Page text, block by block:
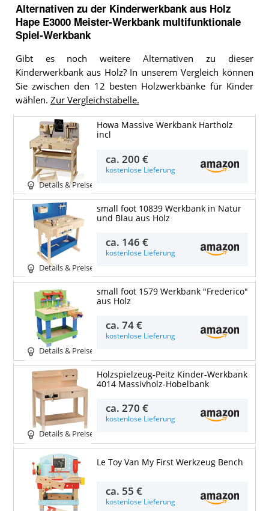
Alternativen zu der Kinderwerkbank aus Holz
Hape E3000 Meister-Werkbank multifunktionale
Spiel-Werkbank
Gibt es noch weitere Alternativen zu dieser
Kinderwerkbank aus Holz? In unserem Vergleich können
Sie zwischen den 12 besten Holzwerkbänke für Kinder
wählen. Zur Vergleichstabelle.
Details & Preise
Howa Massive Werkbank Hartholz
incl
ca.200 €
kostenlose Lieferung
Details & Preise
small foot 10839 Werkbank in Natur
und Blau aus Holz
ca. 146 €
kostenlose Lieferung
Details & Preise
small foot 1579 Werkbank "Frederico"
aus Holz
ca.74 €
kostenlose Lieferung
Details & Preise
Holzspielzeug-Peitz Kinder-Werkbank
4014 Massivholz-Hobelbank
ca.270 €
kostenlose Lieferung
Le Toy Van My First Werkzeug Bench
ca. 55 €
kostenlose Lieferung